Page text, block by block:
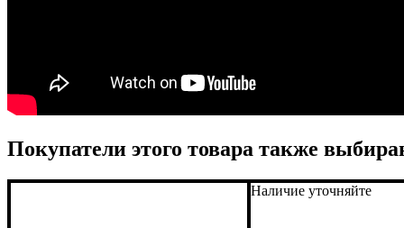
Покупатели этого товара также
Наличие уточняйте